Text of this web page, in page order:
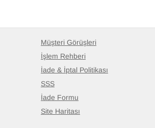
Müşteri Görüşleri
İşlem Rehberi
İade & İptal Politikası
SSS
İade Formu
Site Haritası